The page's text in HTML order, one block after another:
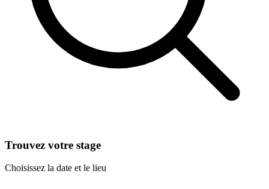
Trouvez votre stage
Choisissez la date et le lieu